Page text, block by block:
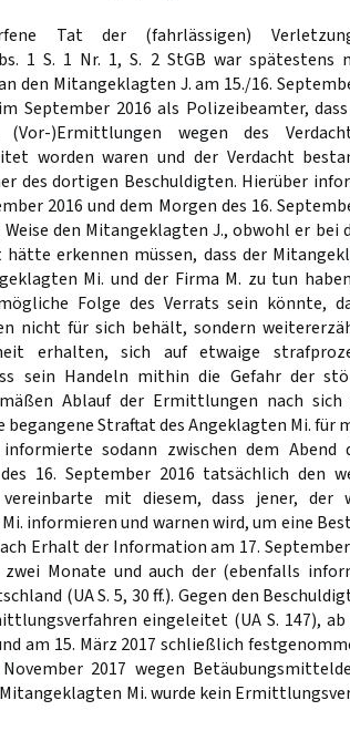
Tat der (fahrlässigen)
1 S. 1 Nr. 1, S. 2 StGB war spätestens
den Mitangeklagten J. am 15./16.
September 2016 als Polizeibeamter,
)Ermittlungen wegen des
worden waren und der Verdacht
des dortigen Beschuldigten. Hierüber
2016 und dem Morgen des 16.
den Mitangeklagten J., obwohl er bei
erkennen müssen, dass der
Mi. und der Firma M. zu tun
Folge des Verrats sein könnte,
nicht für sich behält, sondern
erhalten, sich auf etwaige
sein Handeln mithin die Gefahr der
Ablauf der Ermittlungen nach sich
Straftat des Angeklagten Mi. für
sodann zwischen dem Abend
16. September 2016 tatsächlich den
mit diesem, dass jener, der
informieren und warnen wird, um eine
Erhalt der Information am 17.
Monate und auch der (ebenfalls
(UA S. 5, 30 ff.). Gegen den
eingeleitet (UA S. 147), ab
am 15. März 2017 schließlich
2017 wegen
Mitangeklagten Mi. wurde kein